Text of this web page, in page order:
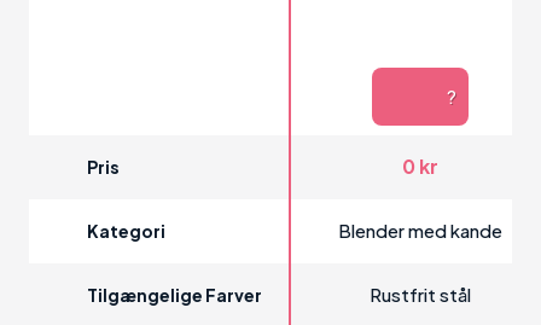
?
Pris 0 kr
Kategori Blender med kande
Tilgængelige Farver Rustfrit stål